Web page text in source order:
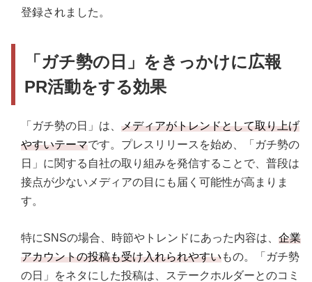
登録されました。
「ガチ勢の日」をきっかけに広報
PR活動をする効果
「ガチ勢の日」は、 メディアがトレンドとして取り上げ
やすいテーマです。プレスリリースを始め、「ガチ勢の
日」に関する自社の取り組みを発信することで、普段は
接点が少ないメディアの目にも届く可能性が高まりま
す。
特にSNSの場合、時節やトレンドにあった内容は、 企業
アカウントの投稿も受け入れられやすいもの。「ガチ勢
の日」をネタにした投稿は、ステークホルダーとのコミ